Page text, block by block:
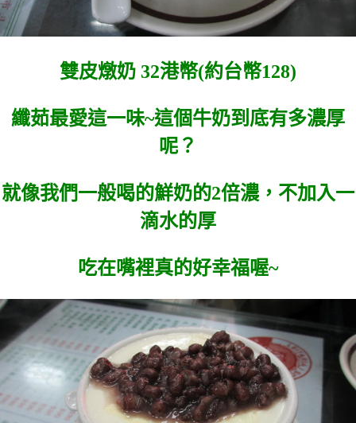
雙皮燉奶 32港幣(約台幣128)
纖茹最愛這一味~這個牛奶到底有多濃厚
呢？
就像我們一般喝的鮮奶的2倍濃，不加入一
滴水的厚
吃在嘴裡真的好幸福喔~